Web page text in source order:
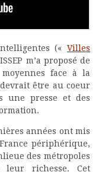
(« Villes
m’a proposé de
face à la
être au coeur
une presse et des
années ont mis
périphérique,
des métropoles
leur richesse. Cet